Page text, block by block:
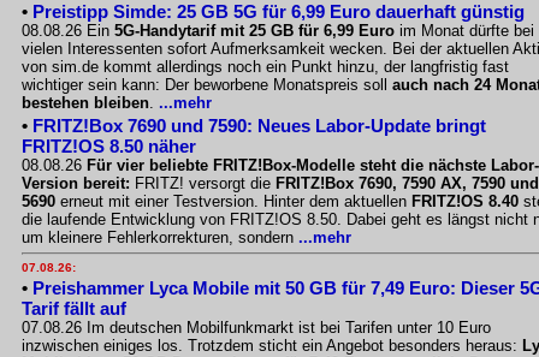
• Preistipp Simde: 25 GB 5G für 6,99 Euro dauerhaft günstig
08.08.26 Ein 5G-Handytarif mit 25 GB für 6,99 Euro im Monat dürfte bei
vielen Interessenten sofort Aufmerksamkeit wecken. Bei der aktuellen
von sim.de kommt allerdings noch ein Punkt hinzu, der langfristig fast
wichtiger sein kann: Der beworbene Monatspreis soll auch nach 24
bestehen bleiben. ...mehr
• FRITZ!Box 7690 und 7590: Neues Labor-Update bringt
FRITZ!OS 8.50 näher
08.08.26 Für vier beliebte FRITZ!Box-Modelle steht die nächste Labor-
Version bereit: FRITZ! versorgt die FRITZ!Box 7690, 7590 AX, 7590 und
5690 erneut mit einer Testversion. Hinter dem aktuellen FRITZ!OS 8.40
die laufende Entwicklung von FRITZ!OS 8.50. Dabei geht es längst nicht
um kleinere Fehlerkorrekturen, sondern ...mehr
07.08.26:
• Preishammer Lyca Mobile mit 50 GB für 7,49 Euro: Dieser
Tarif fällt auf
07.08.26 Im deutschen Mobilfunkmarkt ist bei Tarifen unter 10 Euro
inzwischen einiges los. Trotzdem sticht ein Angebot besonders heraus: